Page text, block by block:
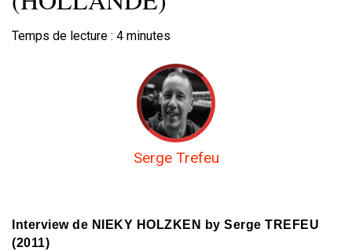
Temps de lecture : 4 minutes
Serge Trefeu
Interview de NIEKY HOLZKEN by Serge TREFEU
(2011)